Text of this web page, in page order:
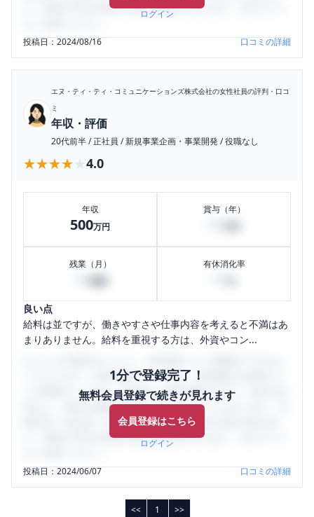
ログイン
り、将来の不安や現在の悩みを解消するために、ぜひサイト
投稿日：2024/08/16 口コミの詳細
エヌ・ティ・ティ・コミュニケーションズ株式会社の女性社員の評判・口コ
ミ
年収・評価
20代前半/正社員 /新規事業企画・事業開発 /役職なし
★★★★★
★★★★★ 4.0
年収
500万円
賞与（年）
残業（月）
30
有休消化率
良い点
給料は並ですが、働きやすさや仕事内容を考えると不満はあ
まりありません。給料を重視する方は、外資やコン...
1分で登録完了！
無料会員登録で続きが見れます
会員登録はこちら
ログイン
うになります。SHEHUB(シーハブ)は、女性限定の企業口コ
ミの投稿サイトです。給与面・女性の働きやすさ・会社の評
判など、女性の転職は気にすべき点がたくさんあります。先
輩社員（元社員）の口コミを通して、本当の会社の姿を知
り、将来の不安や現在の悩みを解消するために、ぜひサイト
投稿日：2024/06/07 口コミの詳細
<< 1 >>